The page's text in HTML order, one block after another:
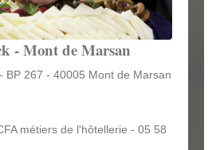
- Mont de Marsan
BP 267 - 40005 Mont de Marsan
métiers de l'hôtellerie - 05 58